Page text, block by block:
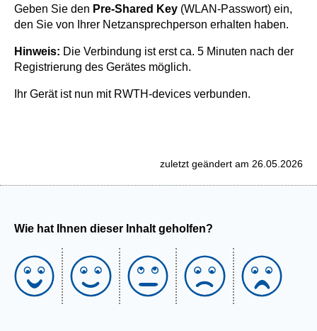
Geben Sie den Pre-Shared Key (WLAN-Passwort) ein,
den Sie von Ihrer Netzansprechperson erhalten haben.
Hinweis: Die Verbindung ist erst ca. 5 Minuten nach der
Registrierung des Gerätes möglich.
Ihr Gerät ist nun mit RWTH-devices verbunden.
zuletzt geändert am 26.05.2026
Wie hat Ihnen dieser Inhalt geholfen?